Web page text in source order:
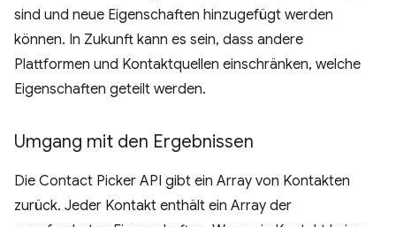
sind und neue Eigenschaften hinzugefügt werden
können. In Zukunft kann es sein, dass andere
Plattformen und Kontaktquellen einschränken, welche
Eigenschaften geteilt werden.
Umgang mit den Ergebnissen
Die Contact Picker API gibt ein Array von Kontakten
zurück. Jeder Kontakt enthält ein Array der